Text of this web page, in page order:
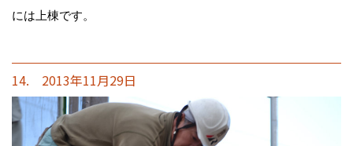
には上棟です。
14. 2013年11月29日